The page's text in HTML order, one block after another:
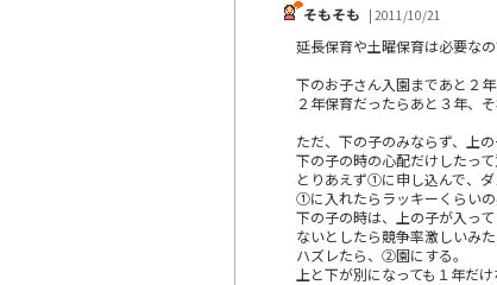
そもそも | 2011/10/21
延長保育や土曜保育は必要な
下のお子さん入園まであと２年
２年保育だったらあと３年、
ただ、下の子のみならず、上
下の子の時の心配だけしたって
とりあえず①に申し込んで、
①に入れたらラッキーくらいの
下の子の時は、上の子が入っ
ないとしたら競争率激しいみ
ハズレたら、②園にする。
上と下が別になっても１年だ